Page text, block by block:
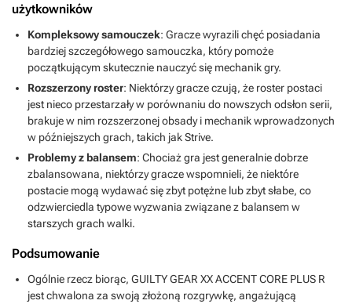
użytkowników
Kompleksowy samouczek: Gracze wyrazili chęć posiadania
bardziej szczegółowego samouczka, który pomoże
początkującym skutecznie nauczyć się mechanik gry.
Rozszerzony roster: Niektórzy gracze czują, że roster postaci
jest nieco przestarzały w porównaniu do nowszych odsłon serii,
brakuje w nim rozszerzonej obsady i mechanik wprowadzonych
w późniejszych grach, takich jak Strive.
Problemy z balansem: Chociaż gra jest generalnie dobrze
zbalansowana, niektórzy gracze wspomnieli, że niektóre
postacie mogą wydawać się zbyt potężne lub zbyt słabe, co
odzwierciedla typowe wyzwania związane z balansem w
starszych grach walki.
Podsumowanie
Ogólnie rzecz biorąc, GUILTY GEAR XX ACCENT CORE PLUS R
jest chwalona za swoją złożoną rozgrywkę, angażującą